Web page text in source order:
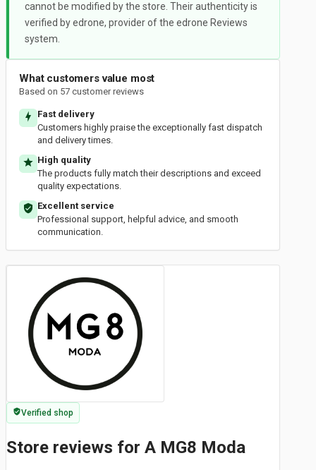
cannot be modified by the store. Their authenticity is
verified by edrone, provider of the edrone Reviews
system.
What customers value most
Based on 57 customer reviews
Fast delivery
Customers highly praise the exceptionally fast dispatch
and delivery times.
High quality
The products fully match their descriptions and exceed
quality expectations.
Excellent service
Professional support, helpful advice, and smooth
communication.
Verified shop
Store reviews for A MG8 Moda